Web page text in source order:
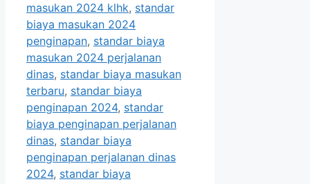
masukan 2024 klhk, standar
biaya masukan 2024
penginapan, standar biaya
masukan 2024 perjalanan
dinas, standar biaya masukan
terbaru, standar biaya
penginapan 2024, standar
biaya penginapan perjalanan
dinas, standar biaya
penginapan perjalanan dinas
2024, standar biaya